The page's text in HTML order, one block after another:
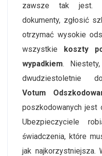
zawsze tak jest.
dokumenty, zgłosić
otrzymać wysokie
wszystkie koszty
wypadkiem.
dwudziestoletnie
Votum
poszkodowanych jest
Ubezpieczyciele
świadczenia, które
jak najkorzystniejsza.